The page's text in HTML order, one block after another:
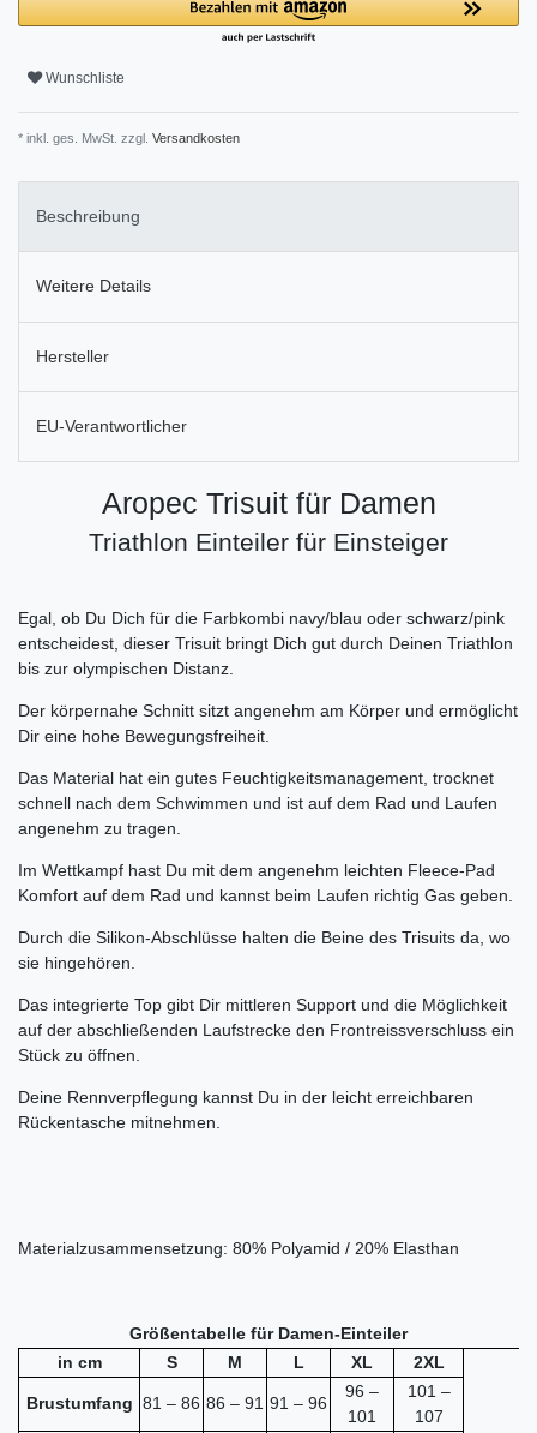
Wunschliste
* inkl. ges. MwSt. zzgl. Versandkosten
Beschreibung
Weitere Details
Hersteller
EU-Verantwortlicher
Aropec Trisuit für Damen
Triathlon Einteiler für Einsteiger
Egal, ob Du Dich für die Farbkombi navy/blau oder schwarz/pink
entscheidest, dieser Trisuit bringt Dich gut durch Deinen Triathlon
bis zur olympischen Distanz.
Der körpernahe Schnitt sitzt angenehm am Körper und ermöglicht
Dir eine hohe Bewegungsfreiheit.
Das Material hat ein gutes Feuchtigkeitsmanagement, trocknet
schnell nach dem Schwimmen und ist auf dem Rad und Laufen
angenehm zu tragen.
Im Wettkampf hast Du mit dem angenehm leichten Fleece-Pad
Komfort auf dem Rad und kannst beim Laufen richtig Gas geben.
Durch die Silikon-Abschlüsse halten die Beine des Trisuits da, wo
sie hingehören.
Das integrierte Top gibt Dir mittleren Support und die Möglichkeit
auf der abschließenden Laufstrecke den Frontreissverschluss ein
Stück zu öffnen.
Deine Rennverpflegung kannst Du in der leicht erreichbaren
Rückentasche mitnehmen.
Materialzusammensetzung: 80% Polyamid / 20% Elasthan
Größentabelle für Damen-Einteiler
in cm
S M L XL 2XL
Brustumfang 81 – 86 86 – 91 91 – 96
96 –
101
101 –
107